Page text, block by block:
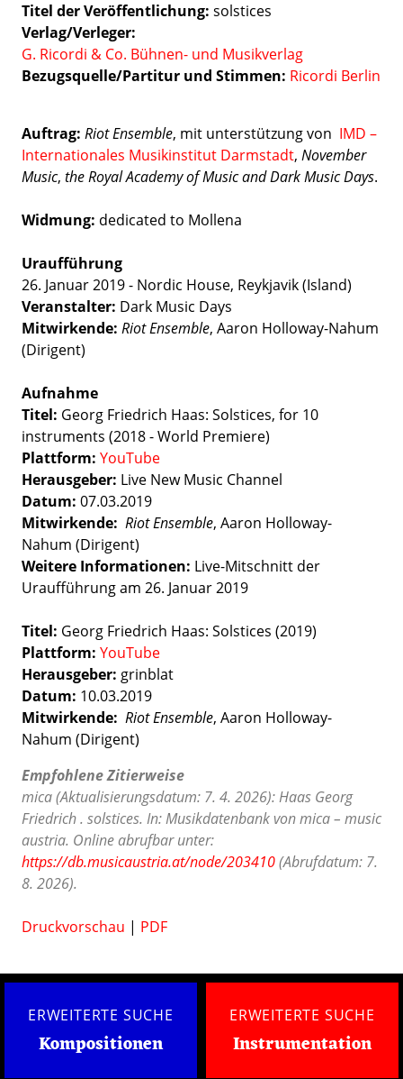
Titel der Veröffentlichung solstices
Verlag/Verleger
G. Ricordi & Co. Bühnen- und Musikverlag
Bezugsquelle/Partitur und Stimmen: Ricordi Berlin
Auftrag: Riot Ensemble, mit unterstützung von IMD –
Internationales Musikinstitut Darmstadt, November
Music, the Royal Academy of Music and Dark Music Days.
Widmung: dedicated to Mollena
Uraufführung
26. Januar 2019 - Nordic House, Reykjavik (Island)
Veranstalter: Dark Music Days
Mitwirkende: Riot Ensemble, Aaron Holloway-Nahum
(Dirigent)
Aufnahme
Titel: Georg Friedrich Haas: Solstices, for 10
instruments (2018 - World Premiere)
Plattform: YouTube
Herausgeber: Live New Music Channel
Datum: 07.03.2019
Mitwirkende: Riot Ensemble, Aaron Holloway-
Nahum (Dirigent)
Weitere Informationen: Live-Mitschnitt der
Uraufführung am 26. Januar 2019
Titel: Georg Friedrich Haas: Solstices (2019)
Plattform: YouTube
Herausgeber: grinblat
Datum: 10.03.2019
Mitwirkende: Riot Ensemble, Aaron Holloway-
Nahum (Dirigent)
Empfohlene Zitierweise
mica (Aktualisierungsdatum: 7. 4. 2026): Haas Georg
Friedrich . solstices. In: Musikdatenbank von mica – music
austria. Online abrufbar unter:
https://db.musicaustria.at/node/203410(Abrufdatum: 7.
8. 2026).
Druckvorschau | PDF
ERWEITERTE SUCHE
Kompositionen
ERWEITERTE SUCHE
Instrumentation